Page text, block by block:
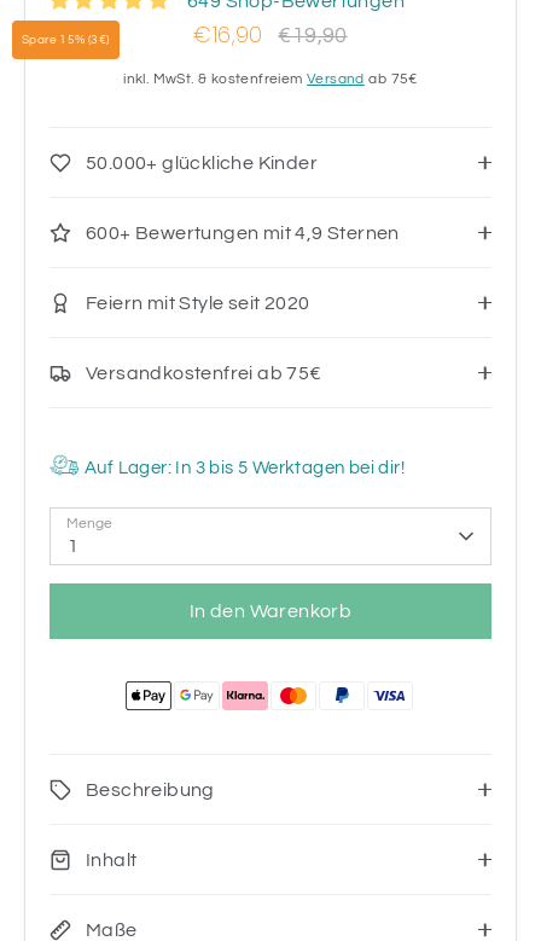
€16,90
Normaler
€19,90
Spare 15% (3€)
inkl. MwSt. & kostenfreiemVersand ab 75€
50.000+ glückliche Kinder
600+ Bewertungen mit 4,9 Sternen
Feiern mit Style seit 2020
Versandkostenfrei ab 75€
Auf Lager: In 3 bis 5 Werktagen bei dir!
Menge
1
In den Warenkorb
Beschreibung
Inhalt
Maße